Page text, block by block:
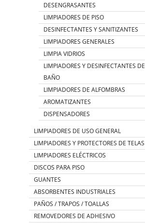
DESENGRASANTES
LIMPIADORES DE PISO
DESINFECTANTES Y SANITIZANTES
LIMPIADORES GENERALES
LIMPIA VIDRIOS
LIMPIADORES Y DESINFECTANTES DE
BAÑO
LIMPIADORES DE ALFOMBRAS
AROMATIZANTES
DISPENSADORES
LIMPIADORES DE USO GENERAL
LIMPIADORES Y PROTECTORES DE TELAS
LIMPIADORES ELÉCTRICOS
DISCOS PARA PISO
GUANTES
ABSORBENTES INDUSTRIALES
PAÑOS / TRAPOS / TOALLAS
REMOVEDORES DE ADHESIVO